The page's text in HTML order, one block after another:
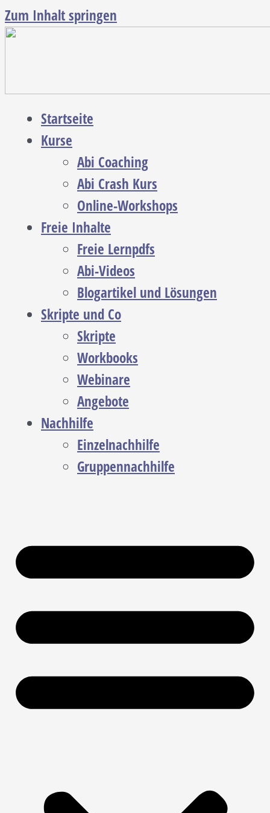
Zum Inhalt springen
Startseite
Kurse
Abi Coaching
Abi Crash Kurs
Online-Workshops
Freie Inhalte
Freie Lernpdfs
Abi-Videos
Blogartikel und Lösungen
Skripte und Co
Skripte
Workbooks
Webinare
Angebote
Nachhilfe
Einzelnachhilfe
Gruppennachhilfe